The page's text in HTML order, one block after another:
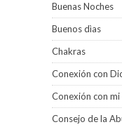
Buenas Noches
Buenos dìas
Chakras
Conexión con
Conexión con mi
Consejo de la